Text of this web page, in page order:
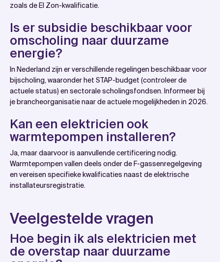
zoals de EI Zon-kwalificatie.
Is er subsidie beschikbaar voor
omscholing naar duurzame
energie?
In Nederland zijn er verschillende regelingen beschikbaar voor
bijscholing, waaronder het STAP-budget (controleer de
actuele status) en sectorale scholingsfondsen. Informeer bij
je brancheorganisatie naar de actuele mogelijkheden in 2026.
Kan een elektricien ook
warmtepompen installeren?
Ja, maar daarvoor is aanvullende certificering nodig.
Warmtepompen vallen deels onder de F-gassenregelgeving
en vereisen specifieke kwalificaties naast de elektrische
installateursregistratie.
Veelgestelde vragen
Hoe begin ik als elektricien met
de overstap naar duurzame